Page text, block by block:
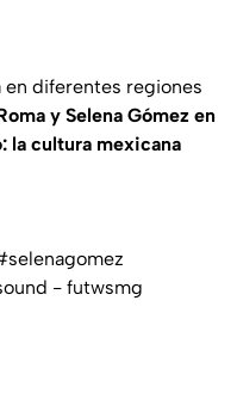
en diferentes regiones
y Selena Gómez en
la cultura mexicana
- futwsmg